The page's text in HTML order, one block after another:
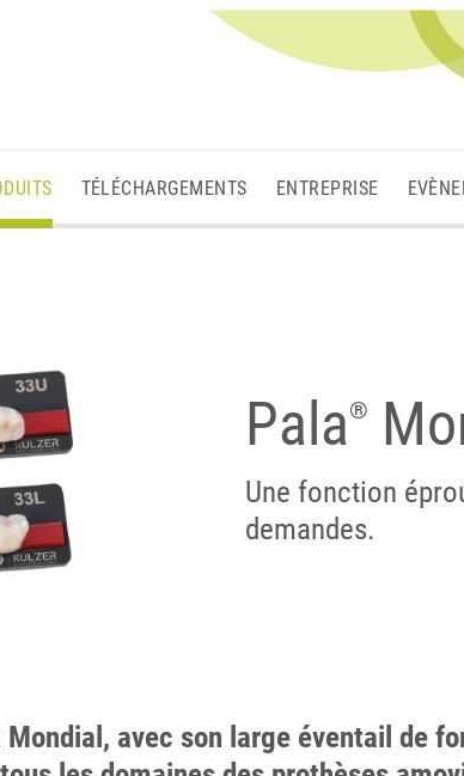
TÉLÉCHARGEMENTS ENTREPRISE
Pala®
Une fonction
demandes.
avec son large éventail de